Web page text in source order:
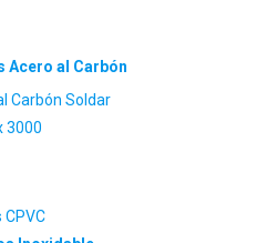
Acero al Carbón
Carbón Soldar
3000